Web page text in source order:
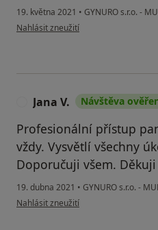
19. května 2021 • GYNURO s.r.o. -
podle názoru uživatele R.
Nahlásit zneužití
Jana V. Návštěva
Profesionální přístup
vždy. Vysvětlí všechny
Doporučuji všem. Děkuji
19. dubna 2021 • GYNURO s.r.o. -
podle názoru uživatele Jana V.
Nahlásit zneužití